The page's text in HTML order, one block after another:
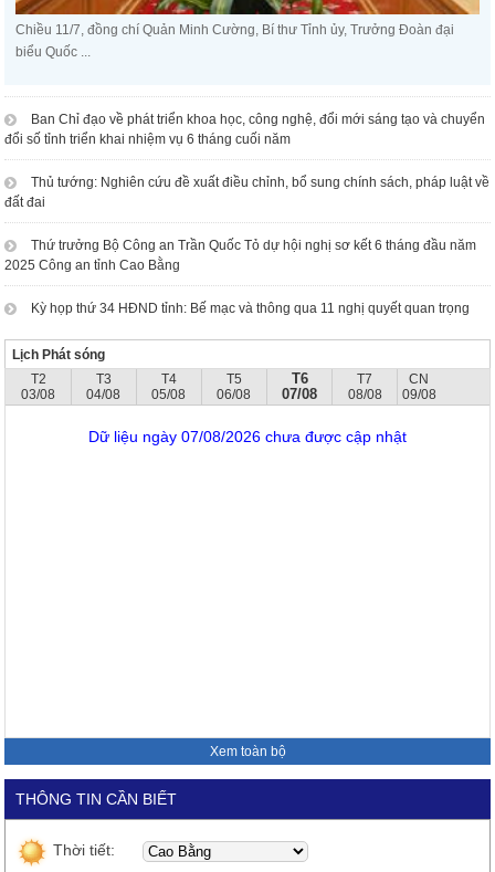
Chiều 11/7, đồng chí Quản Minh Cường, Bí thư Tỉnh ủy, Trưởng Đoàn đại
biểu Quốc ...
Ban Chỉ đạo về phát triển khoa học, công nghệ, đổi mới sáng tạo và chuyển
đổi số tỉnh triển khai nhiệm vụ 6 tháng cuối năm
Thủ tướng: Nghiên cứu đề xuất điều chỉnh, bổ sung chính sách, pháp luật về
đất đai
Thứ trưởng Bộ Công an Trần Quốc Tỏ dự hội nghị sơ kết 6 tháng đầu năm
2025 Công an tỉnh Cao Bằng
Kỳ họp thứ 34 HĐND tỉnh: Bế mạc và thông qua 11 nghị quyết quan trọng
Lịch Phát sóng
T2
03/08
T3
04/08
T4
05/08
T5
06/08
T6
07/08
T7
08/08
CN
09/08
Dữ liệu ngày 07/08/2026 chưa được cập nhật
Xem toàn bộ
THÔNG TIN CẦN BIẾT
Thời tiết: